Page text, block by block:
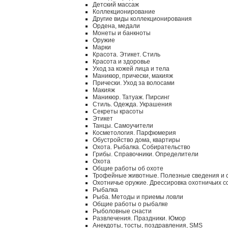
Детский массаж
Коллекционирование
Другие виды коллекционирования
Ордена, медали
Монеты и банкноты
Оружие
Марки
Красота. Этикет. Стиль
Красота и здоровье
Уход за кожей лица и тела
Маникюр, прически, макияж
Прически. Уход за волосами
Макияж
Маникюр. Татуаж. Пирсинг
Стиль. Одежда. Украшения
Секреты красоты
Этикет
Танцы. Самоучители
Косметология. Парфюмерия
Обустройство дома, квартиры
Охота. Рыбалка. Собирательство
Грибы. Справочники. Определители
Охота
Общие работы об охоте
Трофейные животные. Полезные сведения и
Охотничье оружие. Дрессировка охотничьих
Рыбалка
Рыба. Методы и приемы ловли
Общие работы о рыбалке
Рыболовные снасти
Развлечения. Праздники. Юмор
Анекдоты, тосты, поздравления, SMS